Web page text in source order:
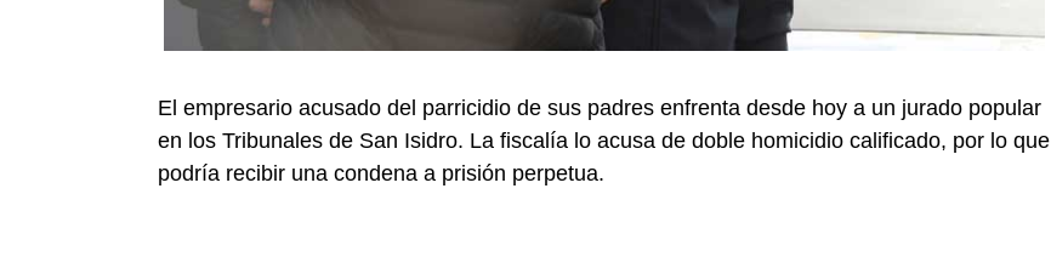
El empresario acusado del parricidio de sus padres enfrenta desde hoy a un jurado popular
en los Tribunales de San Isidro. La fiscalía lo acusa de doble homicidio calificado, por lo que
podría recibir una condena a prisión perpetua.